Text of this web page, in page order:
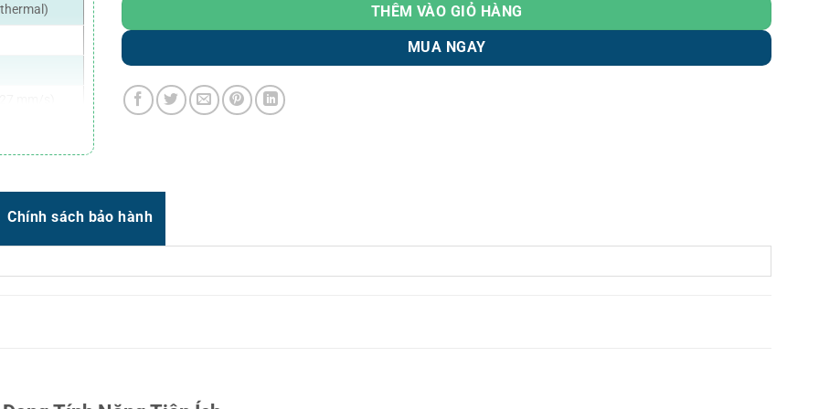
sensitive
Zalo0987.835.345
Zalo0987.919.040
Thời gian:Từ 8h-17h30 Thứ 2 đến Thứ 7
THÊM VÀO GIỎ HÀNG
MUA NGAY
Chính sách bảo hành